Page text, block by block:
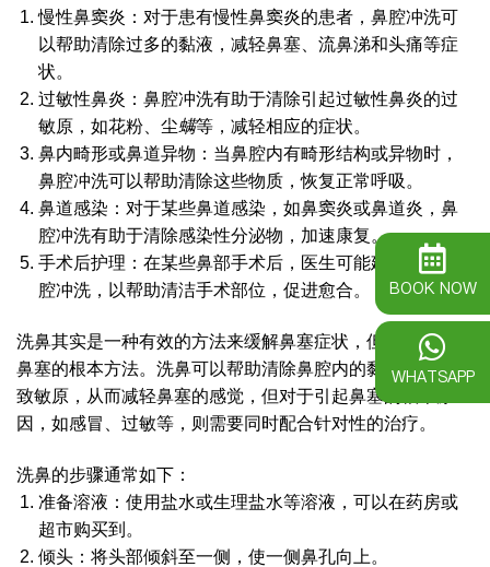
慢性鼻窦炎：对于患有慢性鼻窦炎的患者，鼻腔冲洗可
以帮助清除过多的黏液，减轻鼻塞、流鼻涕和头痛等症
状。
过敏性鼻炎：鼻腔冲洗有助于清除引起过敏性鼻炎的过
敏原，如花粉、尘螨等，减轻相应的症状。
鼻内畸形或鼻道异物：当鼻腔内有畸形结构或异物时，
鼻腔冲洗可以帮助清除这些物质，恢复正常呼吸。
鼻道感染：对于某些鼻道感染，如鼻窦炎或鼻道炎，鼻
腔冲洗有助于清除感染性分泌物，加速康复。
手术后护理：在某些鼻部手术后，医生可能建议进行鼻
腔冲洗，以帮助清洁手术部位，促进愈合。
洗鼻其实是一种有效的方法来缓解鼻塞症状，但并不是治疗
鼻塞的根本方法。洗鼻可以帮助清除鼻腔内的黏液、细菌和
致敏原，从而减轻鼻塞的感觉，但对于引起鼻塞的根本原
因，如感冒、过敏等，则需要同时配合针对性的治疗。
洗鼻的步骤通常如下：
准备溶液：使用盐水或生理盐水等溶液，可以在药房或
超市购买到。
倾头：将头部倾斜至一侧，使一侧鼻孔向上。
BOOK NOW
WHATSAPP